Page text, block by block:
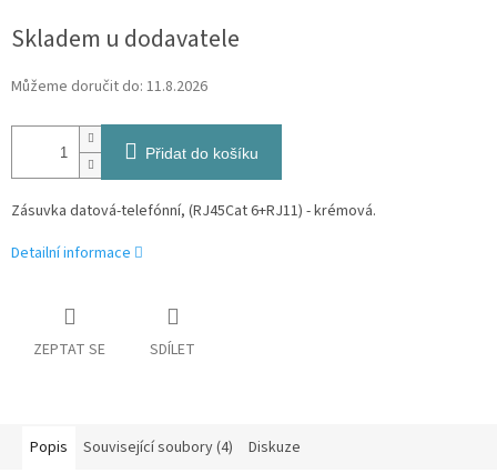
cena:
Skladem u dodavatele
Můžeme doručit do: 11.8.2026
Přidat do košíku
Zásuvka datová-telefónní, (RJ45Cat 6+RJ11) - krémová.
Detailní informace
ZEPTAT SE SDÍLET
Popis Související soubory (4) Diskuze